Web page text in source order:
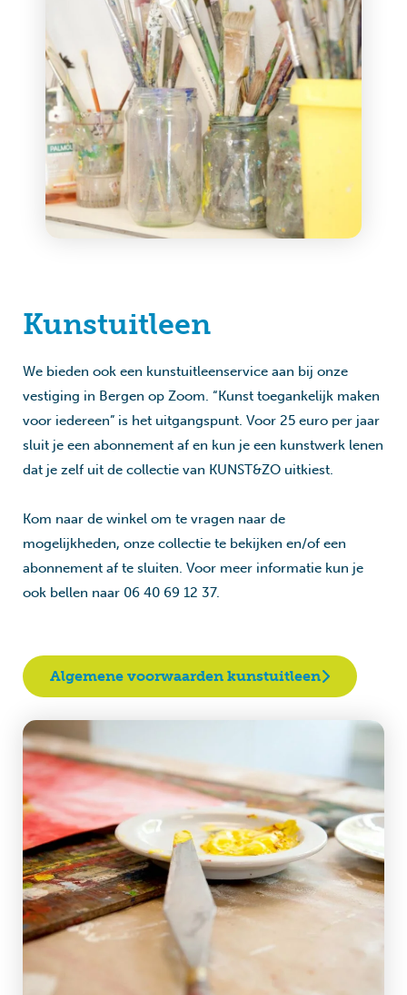
Kunstuitleen
We bieden ook een kunstuitleenservice aan bij onze
vestiging in Bergen op Zoom. “Kunst toegankelijk maken
voor iedereen” is het uitgangspunt. Voor 25 euro per jaar
sluit je een abonnement af en kun je een kunstwerk lenen
dat je zelf uit de collectie van KUNST&ZO uitkiest.
Kom naar de winkel om te vragen naar de
mogelijkheden, onze collectie te bekijken en/of een
abonnement af te sluiten. Voor meer informatie kun je
ook bellen naar 06 40 69 12 37.
Algemene voorwaarden kunstuitleen